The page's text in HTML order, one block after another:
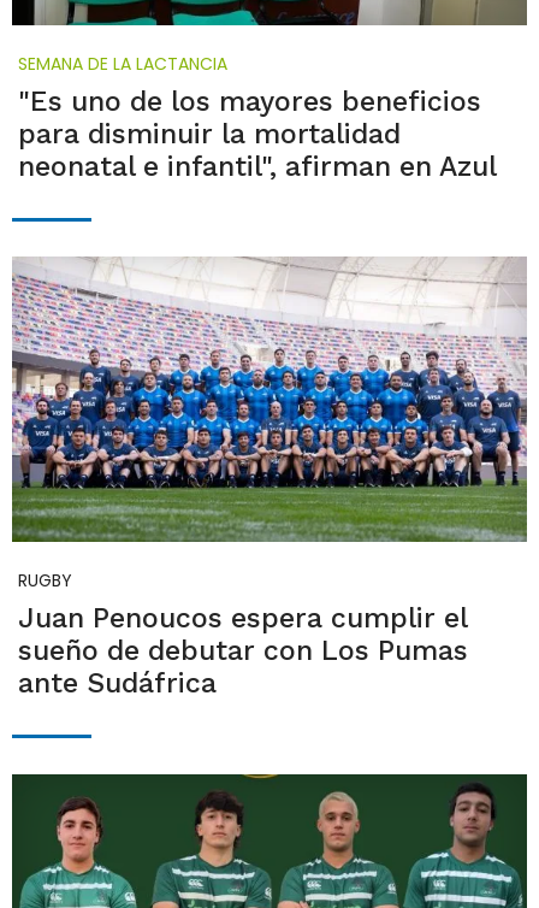
SEMANA DE LA LACTANCIA
"Es uno de los mayores beneficios
para disminuir la mortalidad
neonatal e infantil", afirman en Azul
RUGBY
Juan Penoucos espera cumplir el
sueño de debutar con Los Pumas
ante Sudáfrica